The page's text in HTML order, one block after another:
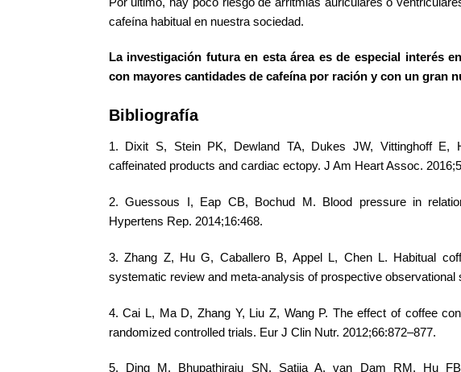
cafeína habitual en nuestra sociedad.
La investigación futura en esta área es de especial interés
con mayores cantidades de cafeína por ración y con un gran
Bibliografía
1. Dixit S, Stein PK, Dewland TA, Dukes JW, Vittinghoff E,
caffeinated products and cardiac ectopy. J Am Heart Assoc.
2. Guessous I, Eap CB, Bochud M. Blood pressure in
Hypertens Rep. 2014;16:468.
3. Zhang Z, Hu G, Caballero B, Appel L, Chen L. Habitual
systematic review and meta-analysis of prospective observational
4. Cai L, Ma D, Zhang Y, Liu Z, Wang P. The effect of coffee
randomized controlled trials. Eur J Clin Nutr. 2012;66:872–877.
5. Ding M, Bhupathiraju SN, Satija A, van Dam RM, Hu